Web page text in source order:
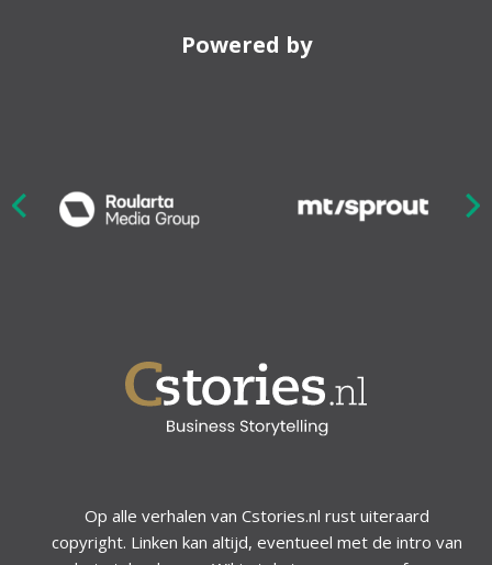
Powered by
Op alle verhalen van Cstories.nl rust uiteraard
copyright. Linken kan altijd, eventueel met de intro van